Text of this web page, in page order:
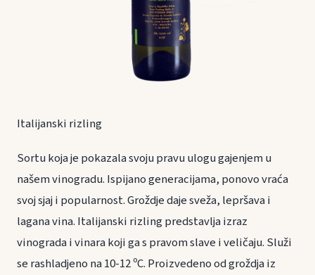
Italijanski rizling
Sortu koja je pokazala svoju pravu ulogu gajenjem u
našem vinogradu. Ispijano generacijama, ponovo vraća
svoj sjaj i popularnost. Groždje daje sveža, lepršava i
lagana vina. Italijanski rizling predstavlja izraz
vinograda i vinara koji ga s pravom slave i veličaju. Služi
se rashladjeno na 10-12 ºC. Proizvedeno od groždja iz